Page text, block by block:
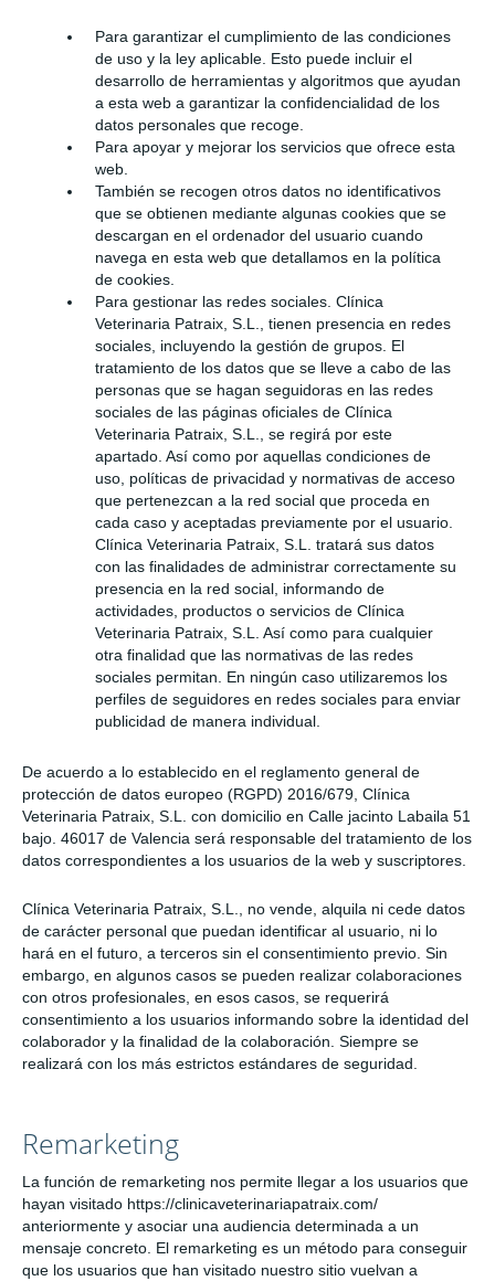
Para garantizar el cumplimiento de las condiciones
de uso y la ley aplicable. Esto puede incluir el
desarrollo de herramientas y algoritmos que ayudan
a esta web a garantizar la confidencialidad de los
datos personales que recoge.
Para apoyar y mejorar los servicios que ofrece esta
web.
También se recogen otros datos no identificativos
que se obtienen mediante algunas cookies que se
descargan en el ordenador del usuario cuando
navega en esta web que detallamos en la política
de cookies.
Para gestionar las redes sociales. Clínica
Veterinaria Patraix, S.L., tienen presencia en redes
sociales, incluyendo la gestión de grupos. El
tratamiento de los datos que se lleve a cabo de las
personas que se hagan seguidoras en las redes
sociales de las páginas oficiales de Clínica
Veterinaria Patraix, S.L., se regirá por este
apartado. Así como por aquellas condiciones de
uso, políticas de privacidad y normativas de acceso
que pertenezcan a la red social que proceda en
cada caso y aceptadas previamente por el usuario.
Clínica Veterinaria Patraix, S.L. tratará sus datos
con las finalidades de administrar correctamente su
presencia en la red social, informando de
actividades, productos o servicios de Clínica
Veterinaria Patraix, S.L. Así como para cualquier
otra finalidad que las normativas de las redes
sociales permitan. En ningún caso utilizaremos los
perfiles de seguidores en redes sociales para enviar
publicidad de manera individual.
De acuerdo a lo establecido en el reglamento general de
protección de datos europeo (RGPD) 2016/679, Clínica
Veterinaria Patraix, S.L. con domicilio en Calle jacinto Labaila 51
bajo. 46017 de Valencia será responsable del tratamiento de los
datos correspondientes a los usuarios de la web y suscriptores.
Clínica Veterinaria Patraix, S.L., no vende, alquila ni cede datos
de carácter personal que puedan identificar al usuario, ni lo
hará en el futuro, a terceros sin el consentimiento previo. Sin
embargo, en algunos casos se pueden realizar colaboraciones
con otros profesionales, en esos casos, se requerirá
consentimiento a los usuarios informando sobre la identidad del
colaborador y la finalidad de la colaboración. Siempre se
realizará con los más estrictos estándares de seguridad.
Remarketing
La función de remarketing nos permite llegar a los usuarios que
hayan visitado https://clinicaveterinariapatraix.com/
anteriormente y asociar una audiencia determinada a un
mensaje concreto. El remarketing es un método para conseguir
que los usuarios que han visitado nuestro sitio vuelvan a